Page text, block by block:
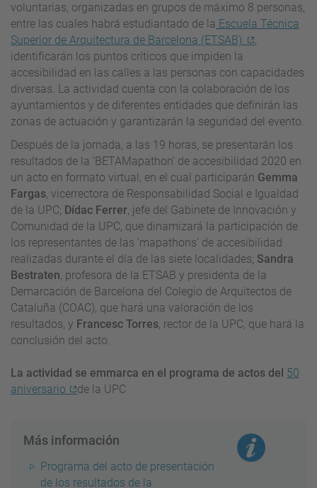
voluntarias, organizadas en grupos de máximo 8 personas,
entre las cuales habrá estudiantado de la Escuela Técnica
Superior de Arquitectura de Barcelona (ETSAB)
,
identificarán los puntos críticos que impiden la
accesibilidad en las calles a las personas con capacidades
diversas. La actividad cuenta con la colaboración de los
ayuntamientos y de diferentes entidades que definirán las
zonas de actuación y garantizarán la seguridad del evento.
Después de la jornada, a las 19 horas, se presentarán los
resultados de la ‘BETAMapathon’ de accesibilidad 2020 en
un acto en formato virtual, en el cual participarán Gemma
Fargas, vicerrectora de Responsabilidad Social e Igualdad
de la UPC; Dídac Ferrer, jefe del Gabinete de Innovación y
Comunidad de la UPC, que dinamizará la participación de
los representantes de las ‘mapathons’ de accesibilidad
realizadas durante el día de las siete localidades; Sandra
Bestraten, profesora de la ETSAB y presidenta de la
Demarcación de Barcelona del Colegio de Arquitectos de
Cataluña (COAC), que hará una valoración de los
resultados, y Francesc Torres, rector de la UPC, que hará la
conclusión del acto.
La actividad se emmarca en el programa de actos del 50
aniversario
de la UPC
Más información
Programa del acto de presentación
de los resultados de la